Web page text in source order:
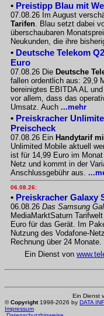
• Preistipp Blau mit
07.08.26 Im August
Tarifen. Blau setzt dabei
überschaubaren
Neukunden, die ihre
• Deutsche Telekom
Euro
07.08.26 Die Deutsche
fallen ordentlich aus: 29,9
bereinigtes EBITDA AL
vor allem, dass das
Umsatz. Auch ...mehr
• Preiskracher
Preischeck
07.08.26 Ein Handytarif
Unlimited Mobile aktuell
ist für 14,99 Euro im
Netz und kommt in der
Anschlussgebühr aus.
06.08.26:
• Preiskracher Galaxy
06.08.26 Das Samsung
MediaMarktSaturn
Euro für das Gerät. Im
Nutzung des Vodafone-
Rechnung über 24 Monate.
Ein Dienst von
Ein Dienst
©Copyright1998-2026 by DATA
Impressum